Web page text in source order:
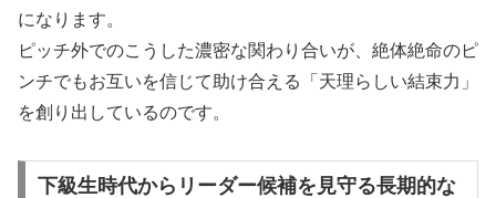
になります。
ピッチ外でのこうした濃密な関わり合いが、絶体絶命のピ
ンチでもお互いを信じて助け合える「天理らしい結束力」
を創り出しているのです。
下級生時代からリーダー候補を見守る長期的な